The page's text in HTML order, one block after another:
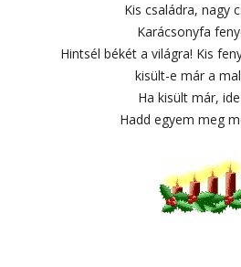
Kis családra, nagy
Karácsonyfa
Hintsél békét a világra! Kis
kisült-e már a
Ha kisült már,
Hadd egyem meg